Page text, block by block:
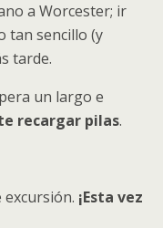
a Worcester; ir
tan sencillo (y
tarde.
un largo e
recargar pilas.
¡Esta vez